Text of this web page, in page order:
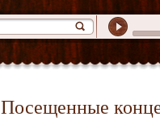
Посещенные